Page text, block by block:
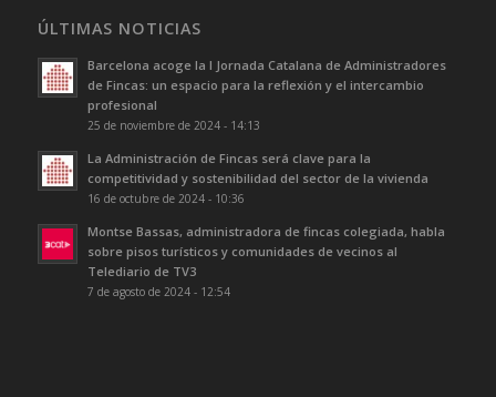
ÚLTIMAS NOTICIAS
Barcelona acoge la I Jornada Catalana de Administradores
de Fincas: un espacio para la reflexión y el intercambio
profesional
25 de noviembre de 2024 - 14:13
La Administración de Fincas será clave para la
competitividad y sostenibilidad del sector de la vivienda
16 de octubre de 2024 - 10:36
Montse Bassas, administradora de fincas colegiada, habla
sobre pisos turísticos y comunidades de vecinos al
Telediario de TV3
7 de agosto de 2024 - 12:54